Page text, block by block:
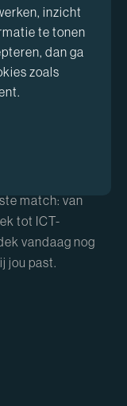
netwerk,
de sectoren
volledig kennen.
bouw, een
industrieel
perfecte match
match: van
tot ICT-
vandaag nog
jou past.
inzicht
te tonen
dan ga
zoals